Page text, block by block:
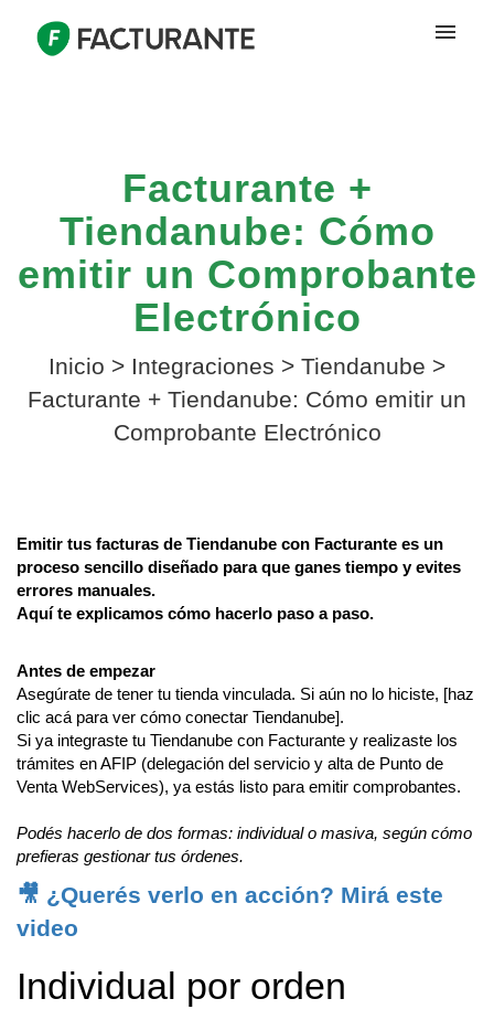
Facturante +
Tiendanube: Cómo
emitir un Comprobante
Electrónico
Inicio > Integraciones > Tiendanube >
Facturante + Tiendanube: Cómo emitir un
Comprobante Electrónico
Emitir tus facturas de Tiendanube con Facturante es un
proceso sencillo diseñado para que ganes tiempo y evites
errores manuales.
Aquí te explicamos cómo hacerlo paso a paso.
Antes de empezar
Asegúrate de tener tu tienda vinculada. Si aún no lo hiciste, [haz
clic acá para ver cómo conectar Tiendanube].
Si ya integraste tu Tiendanube con Facturante y realizaste los
trámites en AFIP (delegación del servicio y alta de Punto de
Venta WebServices), ya estás listo para emitir comprobantes.
Podés hacerlo de dos formas: individual o masiva, según cómo
prefieras gestionar tus órdenes.
🎥 ¿Querés verlo en acción? Mirá este
video
Individual por orden